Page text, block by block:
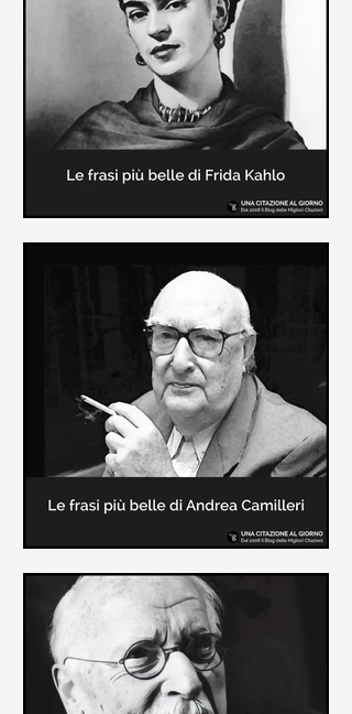
Raccolta delle frasi più belle del
Piccolo Principe che trasmettono il
messaggio più significativo: le cose
più importanti della vita (...)
In questa pagina sono raccolte le
frasi più belle di Frida Kahlo
sull'amore e sulla vita.
Le frasi più belle di Andrea
Camilleri
In questa sezione sono raccolte le
frasi più belle di Andrea Camilleri, il
creatore dei libri sulle vicende del